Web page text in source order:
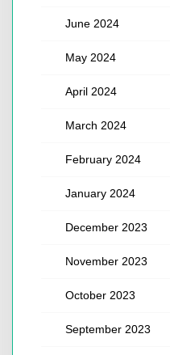
June 2024
May 2024
April 2024
March 2024
February 2024
January 2024
December 2023
November 2023
October 2023
September 2023